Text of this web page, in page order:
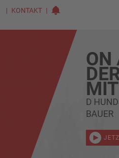
KONTAKT
ON
D
BAUER